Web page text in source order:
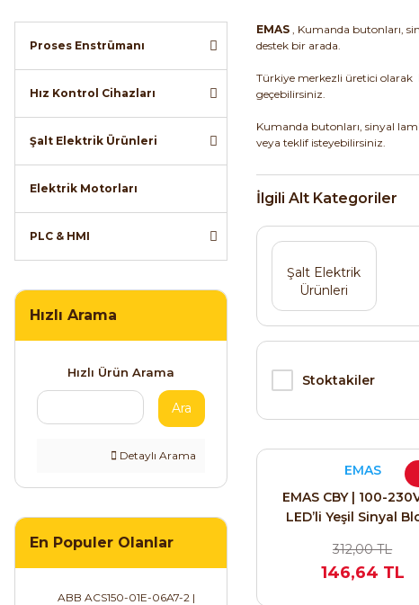
Proses Enstrümanı
Hız Kontrol Cihazları
Şalt Elektrik Ürünleri
Elektrik Motorları
PLC & HMI
Hızlı Arama
Hızlı Ürün Arama
Ara
Detaylı Arama
En Populer Olanlar
ABB ACS150-01E-06A7-2 |
EMAS , Kumanda butonları,
destek bir arada.
Türkiye merkezli üretici olarak
geçebilirsiniz.
Kumanda butonları, sinyal
veya teklif isteyebilirsiniz.
İlgili Alt Kategoriler
Şalt Elektrik
Ürünleri
Stoktakiler
EMAS
EMAS CBY | 100-
LED’li Yeşil Sinyal
312,00 TL
146,64 TL